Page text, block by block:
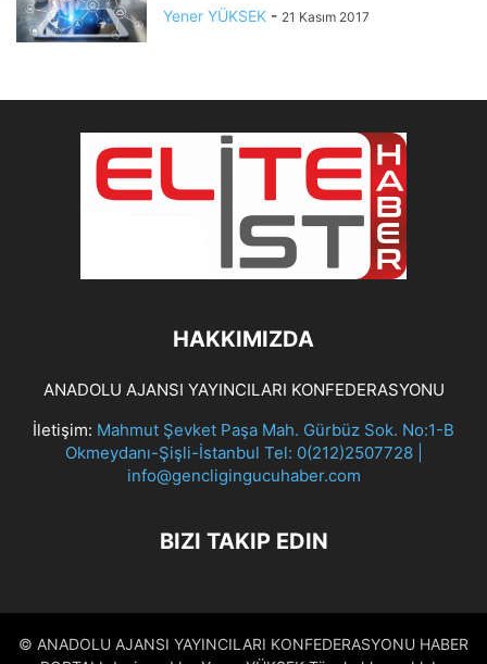
Yener YÜKSEK - 21 Kasım 2017
HAKKIMIZDA
ANADOLU AJANSI YAYINCILARI KONFEDERASYONU
İletişim: Mahmut Şevket Paşa Mah. Gürbüz Sok. No:1-B
Okmeydanı-Şişli-İstanbul Tel: 0(212)2507728 |
info@gencligingucuhaber.com
BIZI TAKIP EDIN
© ANADOLU AJANSI YAYINCILARI KONFEDERASYONU HABER